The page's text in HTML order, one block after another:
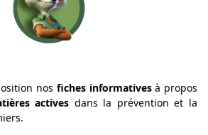
nos fiches informativesà propos
actives dans la prévention et la